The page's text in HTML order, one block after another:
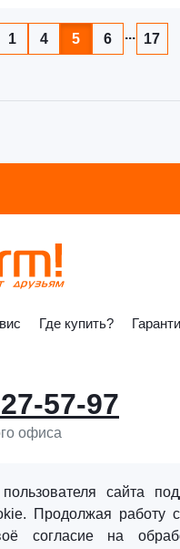
1 4 5 6 ... 17
Где купить?
57-97
офиса
сайта
Продолжая работу
согласие на